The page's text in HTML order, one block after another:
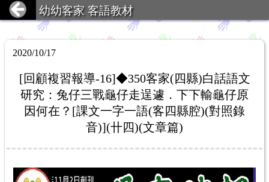
幼幼客家 客語教材
2020/10/17
[回顧複習報導-16]◆350客家(四縣)白話語文
研究：兔仔三戰龜仔走逞遽．下下輸龜仔原
因何在？[課文一字一語(客四縣腔)(對照錄
音)](卄四)(文章篇)